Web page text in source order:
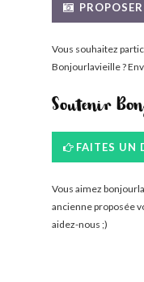
Vous souhaitez
Bonjourlavieille ?
Soutenir
FAITES UN
Vous aimez
ancienne proposée
aidez-nous ;)